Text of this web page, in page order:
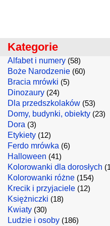
Kategorie
Alfabet i numery (58)
Boże Narodzenie (60)
Bracia mrówki (5)
Dinozaury (24)
Dla przedszkolaków (53)
Domy, budynki, obiekty (23)
Dora (3)
Etykiety (12)
Ferdo mrówka (6)
Halloween (41)
Kolorowanki dla dorosłych
Kolorowanki różne (154)
Krecik i przyjaciele (12)
Księżniczki (18)
Kwiaty (30)
Ludzie i osoby (186)